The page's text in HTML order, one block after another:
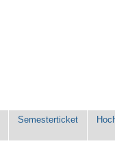
Semesterticket